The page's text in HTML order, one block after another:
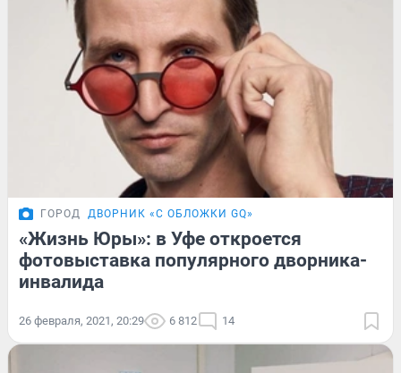
ГОРОД ДВОРНИК «С ОБЛОЖКИ GQ»
«Жизнь Юры»: в Уфе откроется
фотовыставка популярного дворника-
инвалида
26 февраля, 2021, 20:29 6 812 14